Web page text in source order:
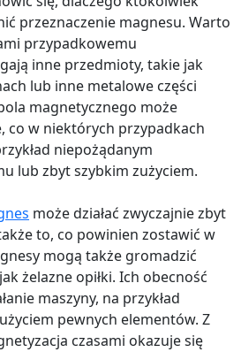
przeznaczenie magnesu. Warto
przypadkowemu
inne przedmioty, takie jak
lub inne metalowe części
magnetycznego może
co w niektórych przypadkach
niepożądanym
lub zbyt szybkim zużyciem.
może działać zwyczajnie zbyt
to, co powinien zostawić w
mogą także gromadzić
żelazne opiłki. Ich obecność
maszyny, na przykład
pewnych elementów. Z
czasami okazuje się